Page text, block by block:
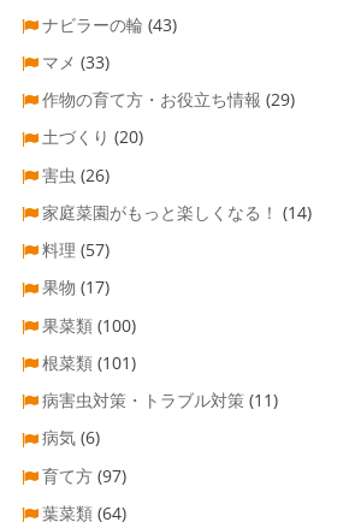
ナビラーの輪 (43)
マメ (33)
作物の育て方・お役立ち情報 (29)
土づくり (20)
害虫 (26)
家庭菜園がもっと楽しくなる！ (14)
料理 (57)
果物 (17)
果菜類 (100)
根菜類 (101)
病害虫対策・トラブル対策 (11)
病気 (6)
育て方 (97)
葉菜類 (64)